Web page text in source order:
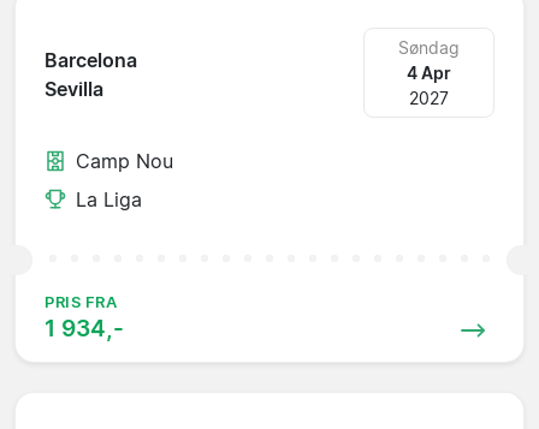
Barcelona
Sevilla
Søndag
4 Apr
2027
Camp Nou
La Liga
PRIS FRA
1 934,-